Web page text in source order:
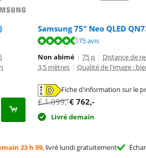
Samsung 75" Neo QLED
75 avis
Non abimé | 75 p | Distance de
3,5 mètres | Qualité de l'image :
Fiche d'information sur le
€1.099,-€ 762,-
Livré demain
23 h 59, livré lundi gratuitement